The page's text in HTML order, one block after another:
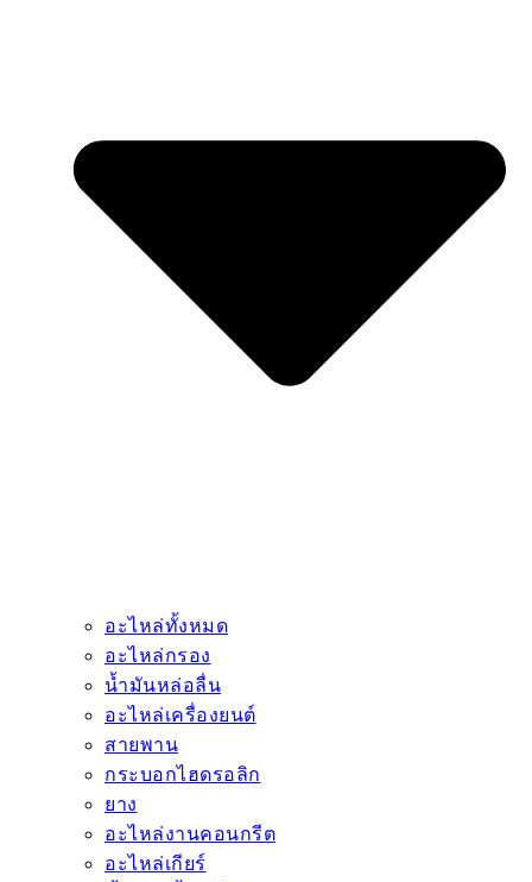
อะไหล่ทั้งหมด
อะไหล่กรอง
น้ำมันหล่อลื่น
อะไหล่เครื่องยนต์
สายพาน
กระบอกไฮดรอลิก
ยาง
อะไหล่งานคอนกรีต
อะไหล่เกียร์